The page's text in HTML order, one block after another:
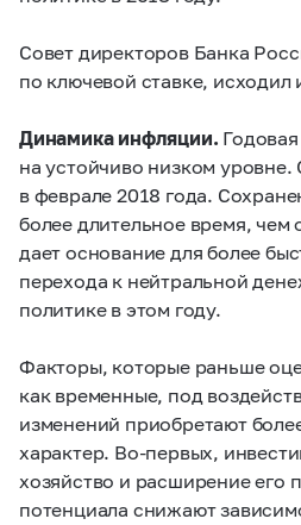
Совет директоров Банка
по ключевой ставке, исходил
Динамика инфляции.
на устойчиво низком уровне.
в феврале 2018 года.
более длительное время, чем
дает основание для более
перехода к нейтральной
политике в этом году.
Факторы, которые раньше
как временные, под
изменений приобретают
характер. Во-первых,
хозяйство и расширение его
потенциала снижают